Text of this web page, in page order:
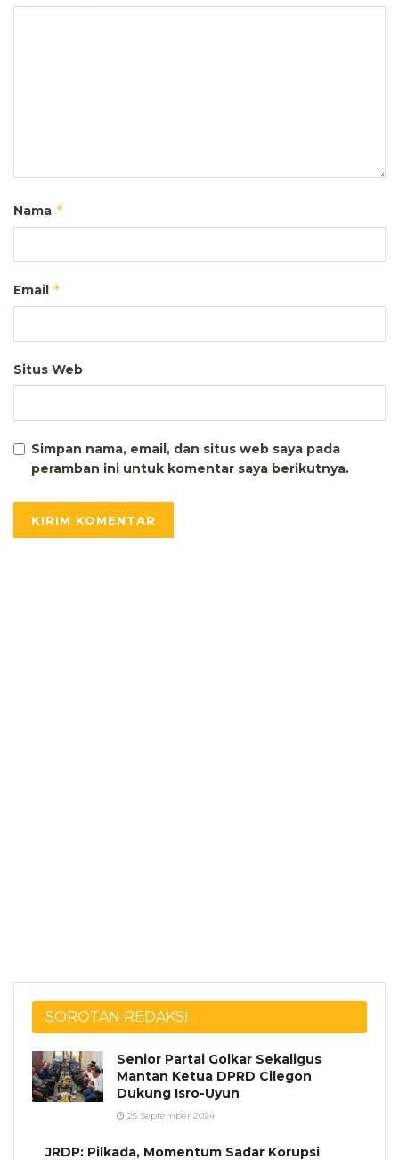
Nama *
Email *
Situs Web
Simpan nama, email, dan situs web saya pada
peramban ini untuk komentar saya berikutnya.
SOROTAN REDAKSI
Senior Partai Golkar Sekaligus
Mantan Ketua DPRD Cilegon
Dukung Isro-Uyun
25 September 2024
JRDP: Pilkada, Momentum Sadar Korupsi